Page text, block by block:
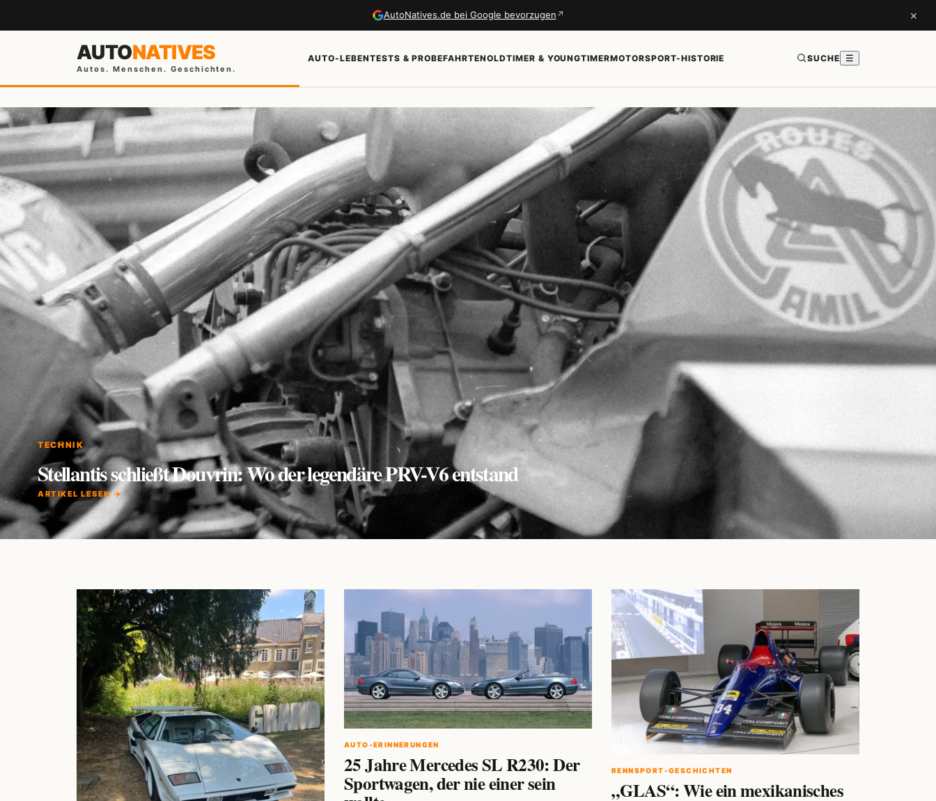
AutoNatives.de bei Google bevorzugen ↗ ×
AUTONATIVES
Autos. Menschen. Geschichten.
AUTO-LEBENTESTS & PROBEFAHRTENOLDTIMER & YOUNGTIMERMOTORSPORT-HISTORIE SUCHE ☰
TECHNIK
Stellantis schließt Douvrin: Wo der legendäre PRV-V6 entstand
ARTIKEL LESEN →
AUTO-ERINNERUNGEN
25 Jahre Mercedes SL R230: Der
Sportwagen, der nie einer sein
RENNSPORT-GESCHICHTEN
„GLAS“: Wie ein mexikanisches